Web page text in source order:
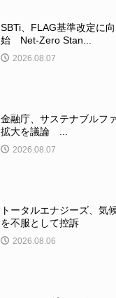
SBTi、FLAG基準改定に
始 Net-Zero Stan...
2026.08.07
金融庁、サステナブルフ
拡大を議論 ...
2026.08.07
トータルエナジーズ、気
を不服として控訴
2026.08.06